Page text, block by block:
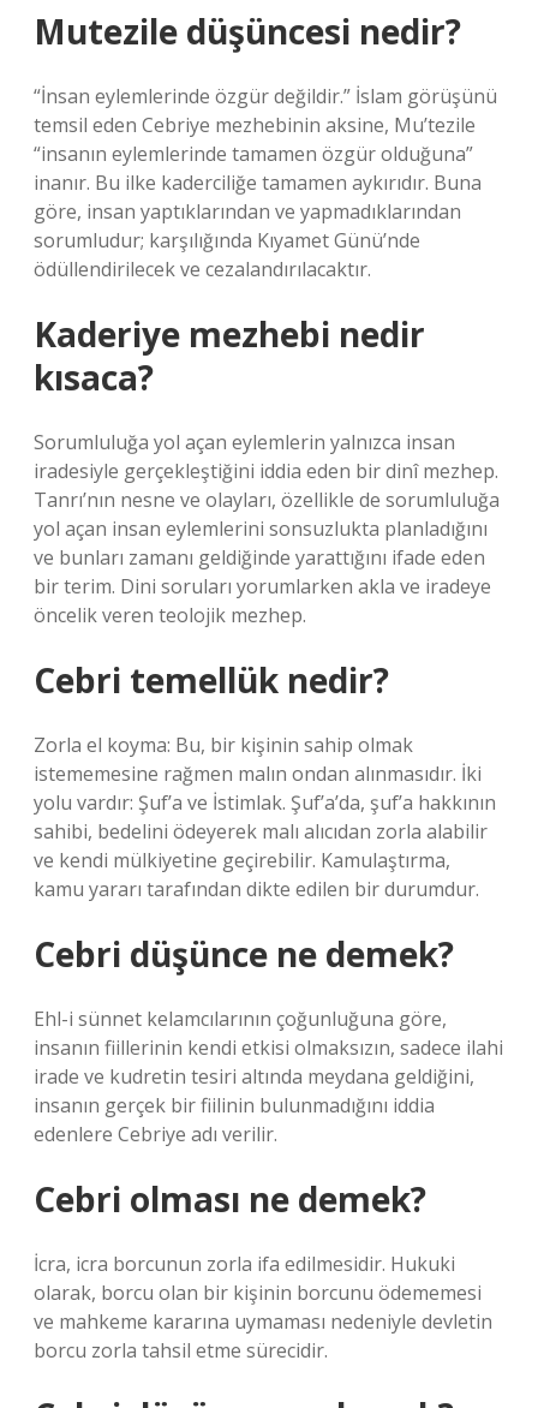
Mutezile düşüncesi nedir?
“İnsan eylemlerinde özgür değildir.” İslam görüşünü
temsil eden Cebriye mezhebinin aksine, Mu’tezile
“insanın eylemlerinde tamamen özgür olduğuna”
inanır. Bu ilke kaderciliğe tamamen aykırıdır. Buna
göre, insan yaptıklarından ve yapmadıklarından
sorumludur; karşılığında Kıyamet Günü’nde
ödüllendirilecek ve cezalandırılacaktır.
Kaderiye mezhebi nedir
kısaca?
Sorumluluğa yol açan eylemlerin yalnızca insan
iradesiyle gerçekleştiğini iddia eden bir dinî mezhep.
Tanrı’nın nesne ve olayları, özellikle de sorumluluğa
yol açan insan eylemlerini sonsuzlukta planladığını
ve bunları zamanı geldiğinde yarattığını ifade eden
bir terim. Dini soruları yorumlarken akla ve iradeye
öncelik veren teolojik mezhep.
Cebri temellük nedir?
Zorla el koyma: Bu, bir kişinin sahip olmak
istememesine rağmen malın ondan alınmasıdır. İki
yolu vardır: Şuf’a ve İstimlak. Şuf’a’da, şuf’a hakkının
sahibi, bedelini ödeyerek malı alıcıdan zorla alabilir
ve kendi mülkiyetine geçirebilir. Kamulaştırma,
kamu yararı tarafından dikte edilen bir durumdur.
Cebri düşünce ne demek?
Ehl-i sünnet kelamcılarının çoğunluğuna göre,
insanın fiillerinin kendi etkisi olmaksızın, sadece ilahi
irade ve kudretin tesiri altında meydana geldiğini,
insanın gerçek bir fiilinin bulunmadığını iddia
edenlere Cebriye adı verilir.
Cebri olması ne demek?
İcra, icra borcunun zorla ifa edilmesidir. Hukuki
olarak, borcu olan bir kişinin borcunu ödememesi
ve mahkeme kararına uymaması nedeniyle devletin
borcu zorla tahsil etme sürecidir.